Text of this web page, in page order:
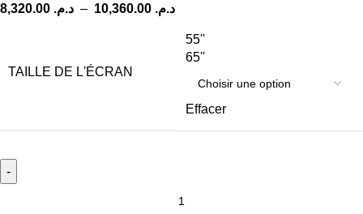
د.م. – د.م.
TAILLE DE L'ÉCRAN
55''
65''
Effacer